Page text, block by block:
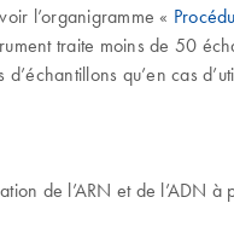
l’organigramme «
traite moins de 50
qu’en cas
de l’ARN et de l’ADN